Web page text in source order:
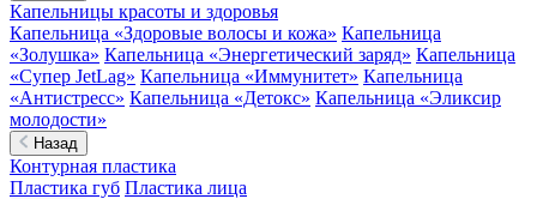
Капельницы красоты и здоровья
Капельница «Здоровые волосы и кожа» Капельница
«Золушка» Капельница «Энергетический заряд» Капельница
«Супер JetLag» Капельница «Иммунитет» Капельница
«Антистресс» Капельница «Детокс» Капельница «Эликсир
молодости»
Назад
Контурная пластика
Пластика губ Пластика лица